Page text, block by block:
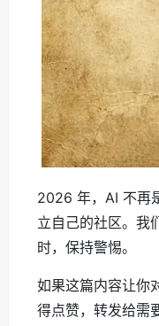
2026 年，AI 不再
立自己的社区。我
时，保持警惕。
如果这篇内容让你
得点赞，转发给需